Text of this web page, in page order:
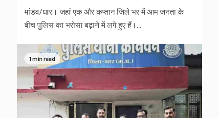
मांडव/धार। जहां एक और कप्तान जिले भर में आम जनता के
बीच पुलिस का भरोसा बढ़ाने में लगे हुए हैं।...
1 min read